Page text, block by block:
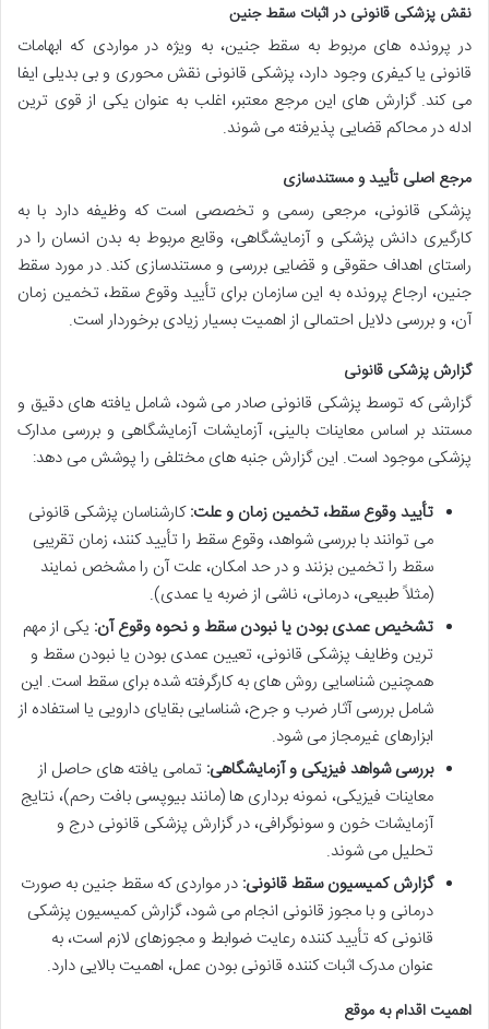
نقش پزشکی قانونی در اثبات سقط جنین
در پرونده های مربوط به سقط جنین، به ویژه در مواردی که ابهامات
قانونی یا کیفری وجود دارد، پزشکی قانونی نقش محوری و بی بدیلی ایفا
می کند. گزارش های این مرجع معتبر، اغلب به عنوان یکی از قوی ترین
ادله در محاکم قضایی پذیرفته می شوند.
مرجع اصلی تأیید و مستندسازی
پزشکی قانونی، مرجعی رسمی و تخصصی است که وظیفه دارد با به
کارگیری دانش پزشکی و آزمایشگاهی، وقایع مربوط به بدن انسان را در
راستای اهداف حقوقی و قضایی بررسی و مستندسازی کند. در مورد سقط
جنین، ارجاع پرونده به این سازمان برای تأیید وقوع سقط، تخمین زمان
آن، و بررسی دلایل احتمالی از اهمیت بسیار زیادی برخوردار است.
گزارش پزشکی قانونی
گزارشی که توسط پزشکی قانونی صادر می شود، شامل یافته های دقیق و
مستند بر اساس معاینات بالینی، آزمایشات آزمایشگاهی و بررسی مدارک
پزشکی موجود است. این گزارش جنبه های مختلفی را پوشش می دهد:
تأیید وقوع سقط، تخمین زمان و علت:کارشناسان پزشکی قانونی
می توانند با بررسی شواهد، وقوع سقط را تأیید کنند، زمان تقریبی
سقط را تخمین بزنند و در حد امکان، علت آن را مشخص نمایند
(مثلاً طبیعی، درمانی، ناشی از ضربه یا عمدی).
تشخیص عمدی بودن یا نبودن سقط و نحوه وقوع آن: یکی از مهم
ترین وظایف پزشکی قانونی، تعیین عمدی بودن یا نبودن سقط و
همچنین شناسایی روش های به کارگرفته شده برای سقط است. این
شامل بررسی آثار ضرب و جرح، شناسایی بقایای دارویی یا استفاده از
ابزارهای غیرمجاز می شود.
بررسی شواهد فیزیکی و آزمایشگاهی: تمامی یافته های حاصل از
معاینات فیزیکی، نمونه برداری ها (مانند بیوپسی بافت رحم)، نتایج
آزمایشات خون و سونوگرافی، در گزارش پزشکی قانونی درج و
تحلیل می شوند.
گزارش کمیسیون سقط قانونی: در مواردی که سقط جنین به صورت
درمانی و با مجوز قانونی انجام می شود، گزارش کمیسیون پزشکی
قانونی که تأیید کننده رعایت ضوابط و مجوزهای لازم است، به
عنوان مدرک اثبات کننده قانونی بودن عمل، اهمیت بالایی دارد.
اهمیت اقدام به موقع